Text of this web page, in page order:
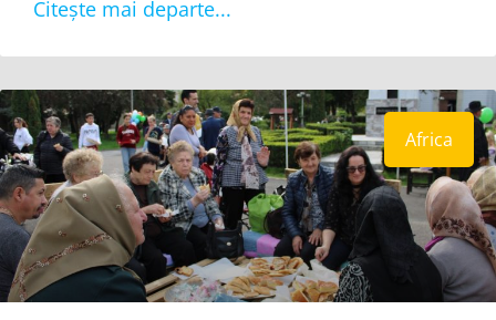
Citește mai departe...
Africa